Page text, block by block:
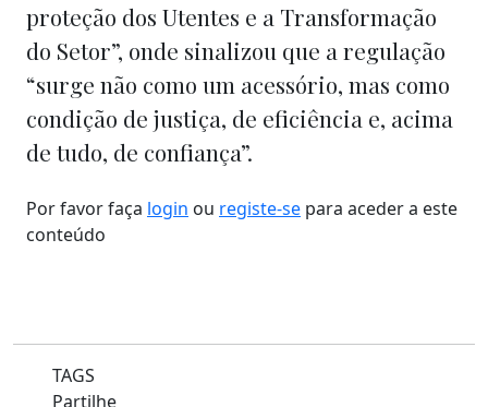
proteção dos Utentes e a Transformação
do Setor”, onde sinalizou que a regulação
“surge não como um acessório, mas como
condição de justiça, de eficiência e, acima
de tudo, de confiança”.
Por favor faça login ou registe-se para aceder a este
conteúdo
TAGS
Partilhe